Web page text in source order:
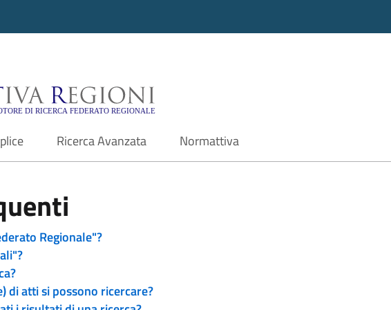
- Motore di ricerca
Ricerca Avanzata Normattiva
Regionale"?
di atti si possono ricercare?